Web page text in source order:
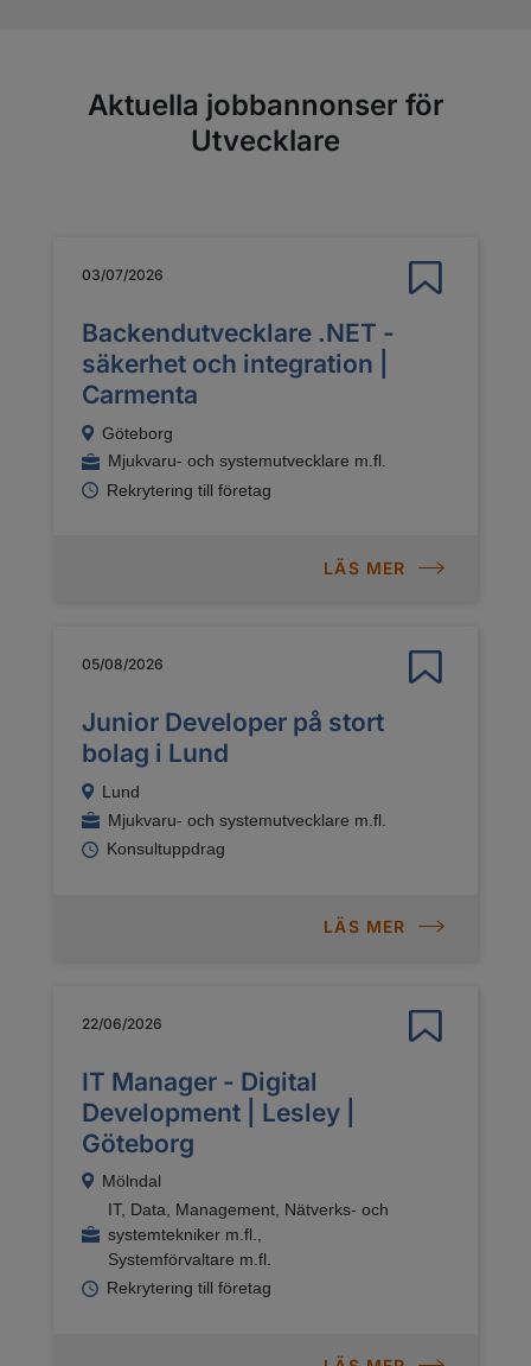
Aktuella jobbannonser för
Utvecklare
03/07/2026
Backendutvecklare .NET -
säkerhet och integration |
Carmenta
Göteborg
Mjukvaru- och systemutvecklare m.fl.
Rekrytering till företag
LÄS MER
05/08/2026
Junior Developer på stort
bolag i Lund
Lund
Mjukvaru- och systemutvecklare m.fl.
Konsultuppdrag
LÄS MER
22/06/2026
IT Manager - Digital
Development | Lesley |
Göteborg
Mölndal
IT, Data, Management, Nätverks- och
systemtekniker m.fl.,
Systemförvaltare m.fl.
Rekrytering till företag